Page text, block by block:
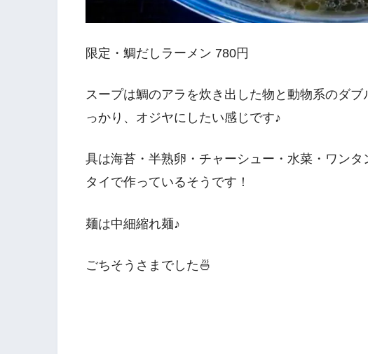
限定・鯛だしラーメン 780円
スープは鯛のアラを炊き出した物と動物系のダ
っかり、オジヤにしたい感じです♪
具は海苔・半熟卵・チャーシュー・水菜・ワンタ
タイで作っているそうです！
麺は中細縮れ麺♪
ごちそうさまでした🍜